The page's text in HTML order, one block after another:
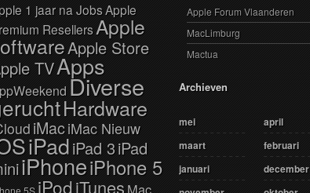
1 jaar na JobsApple
ResellersApple
Apple Store
TVApps
Diverse
Hardware
iMaciMac Nieuw
iPadiPad 3iPad
iPhoneiPhone 5
5S iPodiTunes Mac
Apple Forum Vlaanderen
MacLimburg
Mactua
Archieven
mei
april
maart
februari
januari
december